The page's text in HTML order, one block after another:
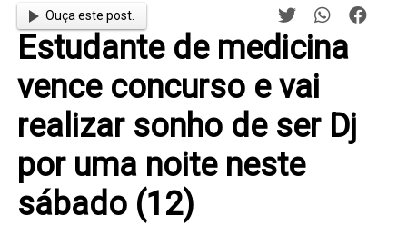
Ouça este post.
Estudante de medicina
vence concurso e vai
realizar sonho de ser Dj
por uma noite neste
sábado (12)